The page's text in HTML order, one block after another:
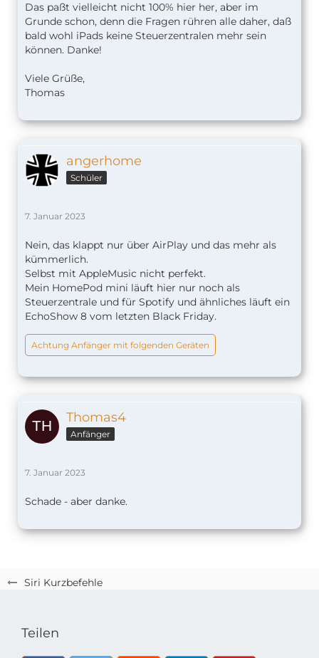
Siri Kurzbefehle
Das paßt vielleicht nicht 100% hier her, aber im
Grunde schon, denn die Fragen rühren alle daher, daß
bald wohl iPads keine Steuerzentralen mehr sein
können. Danke!
Viele Grüße,
Thomas
angerhome
Schüler
7. Januar 2023
Nein, das klappt nur über AirPlay und das mehr als
kümmerlich.
Selbst mit AppleMusic nicht perfekt.
Mein HomePod mini läuft hier nur noch als
Steuerzentrale und für Spotify und ähnliches läuft ein
EchoShow 8 vom letzten Black Friday.
Achtung Anfänger mit folgenden Geräten
Thomas4
Anfänger
7. Januar 2023
Schade - aber danke.
Teilen